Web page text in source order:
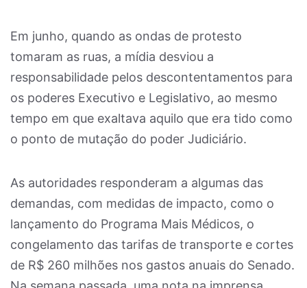
Em junho, quando as ondas de protesto
tomaram as ruas, a mídia desviou a
responsabilidade pelos descontentamentos para
os poderes Executivo e Legislativo, ao mesmo
tempo em que exaltava aquilo que era tido como
o ponto de mutação do poder Judiciário.
As autoridades responderam a algumas das
demandas, com medidas de impacto, como o
lançamento do Programa Mais Médicos, o
congelamento das tarifas de transporte e cortes
de R$ 260 milhões nos gastos anuais do Senado.